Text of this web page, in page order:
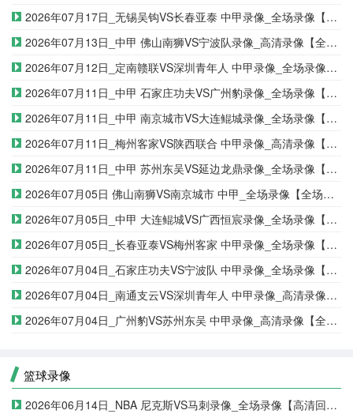
2026年07月17日_无锡吴钩VS长春亚泰 中甲录像_全场录像【视频集锦】
2026年07月13日_中甲 佛山南狮VS宁波队录像_高清录像【全场回放】
2026年07月12日_定南赣联VS深圳青年人 中甲录像_全场录像【视频集锦】
2026年07月11日_中甲 石家庄功夫VS广州豹录像_全场录像【高清回放】
2026年07月11日_中甲 南京城市VS大连鲲城录像_全场录像【高清回放】
2026年07月11日_梅州客家VS陕西联合 中甲录像_高清录像【全场回放】
2026年07月11日_中甲 苏州东吴VS延边龙鼎录像_全场录像【高清回放】
2026年07月05日 佛山南狮VS南京城市 中甲_全场录像【全场回放】
2026年07月05日_中甲 大连鲲城VS广西恒宸录像_全场录像【高清回放】
2026年07月05日_长春亚泰VS梅州客家 中甲录像_全场录像【高清回放】
2026年07月04日_石家庄功夫VS宁波队 中甲录像_全场录像【高清回放】
2026年07月04日_南通支云VS深圳青年人 中甲录像_高清录像【全场回放】
2026年07月04日_广州豹VS苏州东吴 中甲录像_高清录像【全场回放】
篮球录像
2026年06月14日_NBA 尼克斯VS马刺录像_全场录像【高清回放】